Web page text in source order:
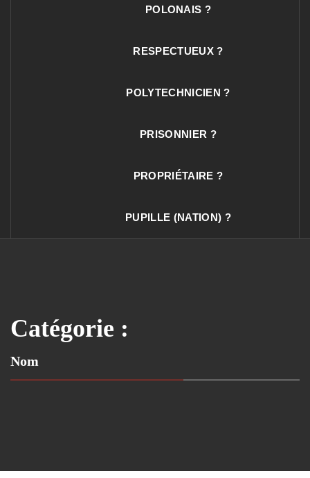
POLONAIS ?
RESPECTUEUX ?
POLYTECHNICIEN ?
PRISONNIER ?
PROPRIÉTAIRE ?
PUPILLE (NATION) ?
Catégorie :
Nom